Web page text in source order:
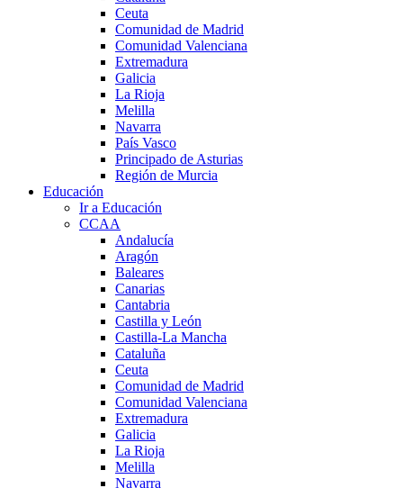
Ceuta
Comunidad de Madrid
Comunidad Valenciana
Extremadura
Galicia
La Rioja
Melilla
Navarra
País Vasco
Principado de Asturias
Región de Murcia
Educación
Ir a Educación
CCAA
Andalucía
Aragón
Baleares
Canarias
Cantabria
Castilla y León
Castilla-La Mancha
Cataluña
Ceuta
Comunidad de Madrid
Comunidad Valenciana
Extremadura
Galicia
La Rioja
Melilla
Navarra